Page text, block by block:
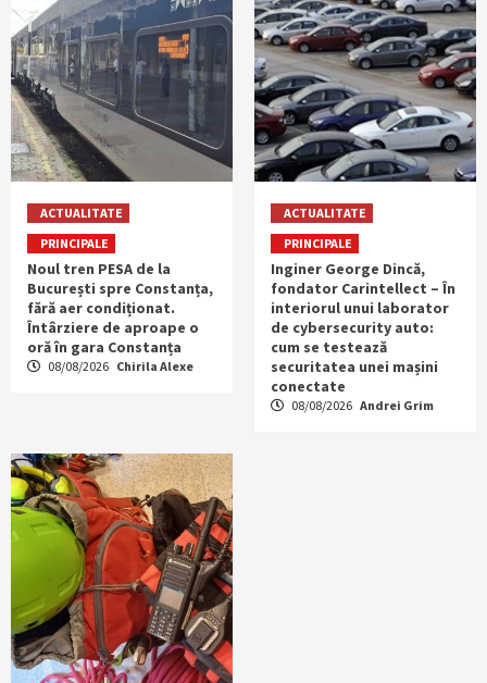
ACTUALITATE
PRINCIPALE
Noul tren PESA de la
București spre Constanța,
fără aer condiționat.
Întârziere de aproape o
oră în gara Constanța
08/08/2026 Chirila Alexe
ACTUALITATE
PRINCIPALE
Inginer George Dincă,
fondator Carintellect – În
interiorul unui laborator
de cybersecurity auto:
cum se testează
securitatea unei mașini
conectate
08/08/2026 Andrei Grim